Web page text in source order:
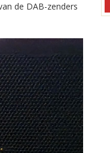
de DAB-zenders